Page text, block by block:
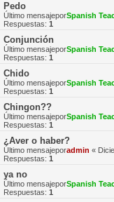
Pedo
Último mensajeporSpanish
Respuestas: 1
Conjunción
Último mensajeporSpanish
Respuestas: 1
Chido
Último mensajeporSpanish
Respuestas: 1
Chingon??
Último mensajeporSpanish
Respuestas: 1
¿Aver o haber?
Último mensajeporadmin «
Respuestas: 1
ya no
Último mensajeporSpanish
Respuestas: 1